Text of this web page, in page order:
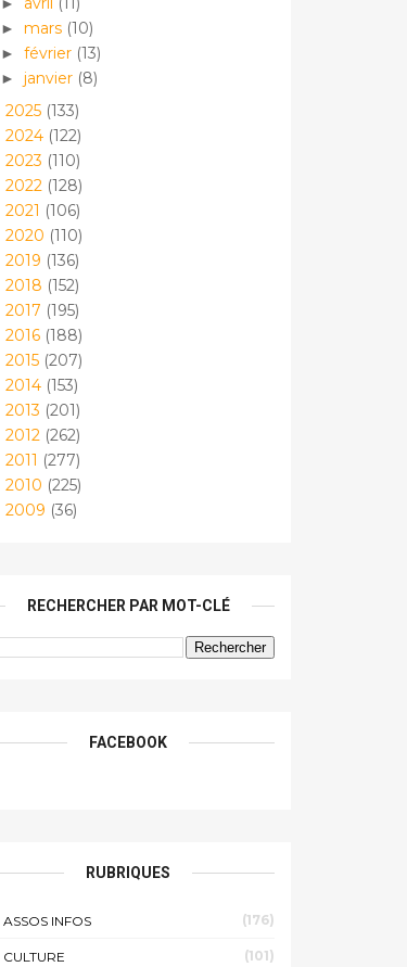
► mars (10)
► février (13)
► janvier (8)
2025 (133)
2024 (122)
2023 (110)
2022 (128)
2021 (106)
2020 (110)
2019 (136)
2018 (152)
2017 (195)
2016 (188)
2015 (207)
2014 (153)
2013 (201)
2012 (262)
2011 (277)
2010 (225)
2009 (36)
RECHERCHER PAR MOT-CLÉ
FACEBOOK
RUBRIQUES
ASSOS INFOS (176)
CULTURE (101)